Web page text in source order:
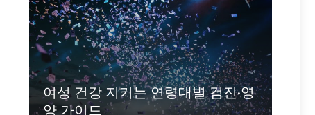
여성 건강 지키는 연령대별 검진·영
양 가이드